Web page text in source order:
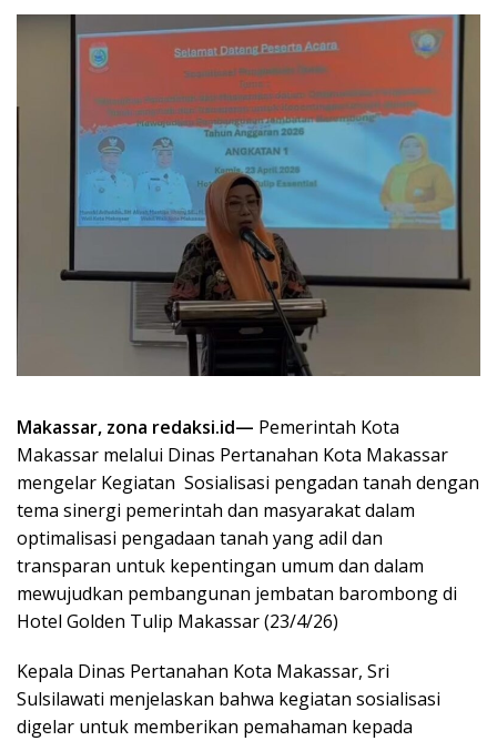
Makassar, zona redaksi.id— Pemerintah Kota
Makassar melalui Dinas Pertanahan Kota Makassar
mengelar Kegiatan Sosialisasi pengadan tanah dengan
tema sinergi pemerintah dan masyarakat dalam
optimalisasi pengadaan tanah yang adil dan
transparan untuk kepentingan umum dan dalam
mewujudkan pembangunan jembatan barombong di
Hotel Golden Tulip Makassar (23/4/26)
Kepala Dinas Pertanahan Kota Makassar, Sri
Sulsilawati menjelaskan bahwa kegiatan sosialisasi
digelar untuk memberikan pemahaman kepada